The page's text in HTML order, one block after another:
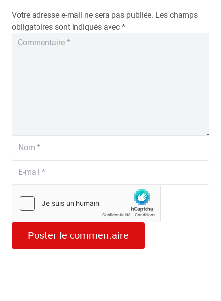
Votre adresse e-mail ne sera pas publiée. Les champs
obligatoires sont indiqués avec *